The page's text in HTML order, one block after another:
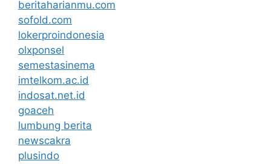
beritaharianmu.com
sofold.com
lokerproindonesia
olxponsel
semestasinema
imtelkom.ac.id
indosat.net.id
goaceh
lumbung berita
newscakra
plusindo